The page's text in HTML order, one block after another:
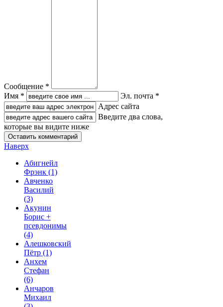
Сообщение *
Имя *
Эл. почта *
Адрес сайта
Введите два слова,
которые вы видите ниже
Наверх
Абигнейл
Фрэнк (1)
Авченко
Василий
(3)
Акунин
Борис +
псевдонимы
(4)
Алешковский
Пётр (1)
Анхем
Стефан
(6)
Анчаров
Михаил